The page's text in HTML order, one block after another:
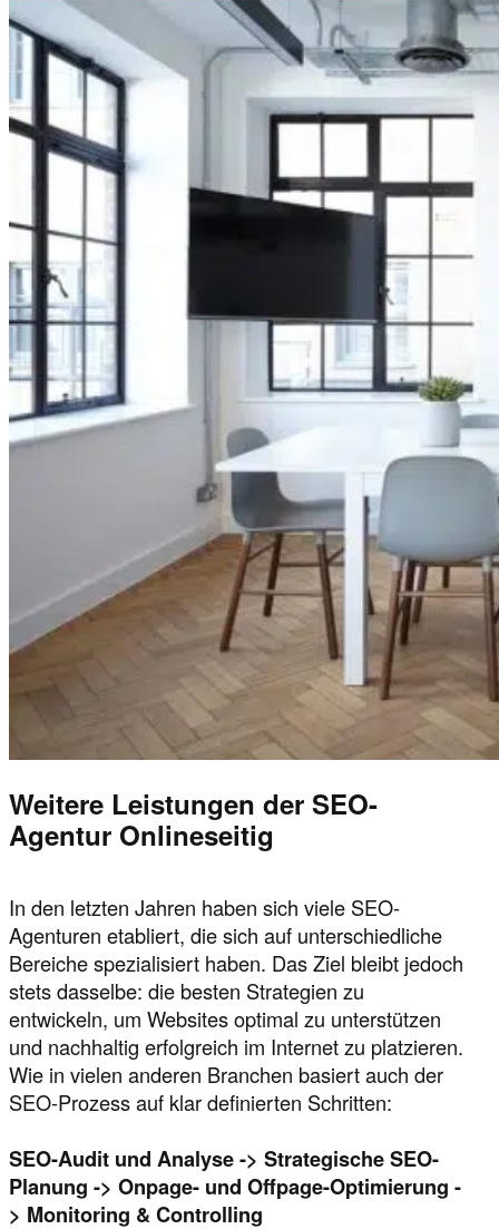
Weitere Leistungen der SEO-
Agentur Onlineseitig
In den letzten Jahren haben sich viele SEO-
Agenturen etabliert, die sich auf unterschiedliche
Bereiche spezialisiert haben. Das Ziel bleibt jedoch
stets dasselbe: die besten Strategien zu
entwickeln, um Websites optimal zu unterstützen
und nachhaltig erfolgreich im Internet zu platzieren.
Wie in vielen anderen Branchen basiert auch der
SEO-Prozess auf klar definierten Schritten:
SEO-Audit und Analyse -> Strategische SEO-
Planung -> Onpage- und Offpage-Optimierung -
> Monitoring & Controlling